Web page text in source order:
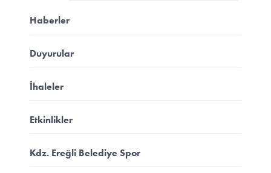
Haberler
Duyurular
İhaleler
Etkinlikler
Kdz. Ereğli Belediye Spor